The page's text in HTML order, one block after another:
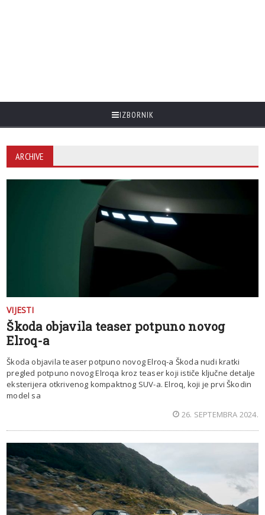
IZBORNIK
ARCHIVE
VIJESTI
Škoda objavila teaser potpuno novog
Elroq-a
Škoda objavila teaser potpuno novog Elroq-a Škoda nudi kratki
pregled potpuno novog Elroqa kroz teaser koji ističe ključne detalje
eksterijera otkrivenog kompaktnog SUV-a. Elroq, koji je prvi Škodin
model sa
26. SEPTEMBRA 2024.